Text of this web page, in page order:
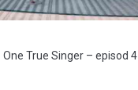
One True Singer – episod 4